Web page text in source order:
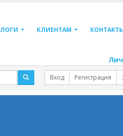
КЛИЕНТАМ
Вход Регистрация